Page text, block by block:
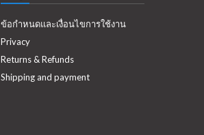
ข้อกำหนดและเงื่อนไขการใช้งาน
Privacy
Returns & Refunds
Shipping and payment